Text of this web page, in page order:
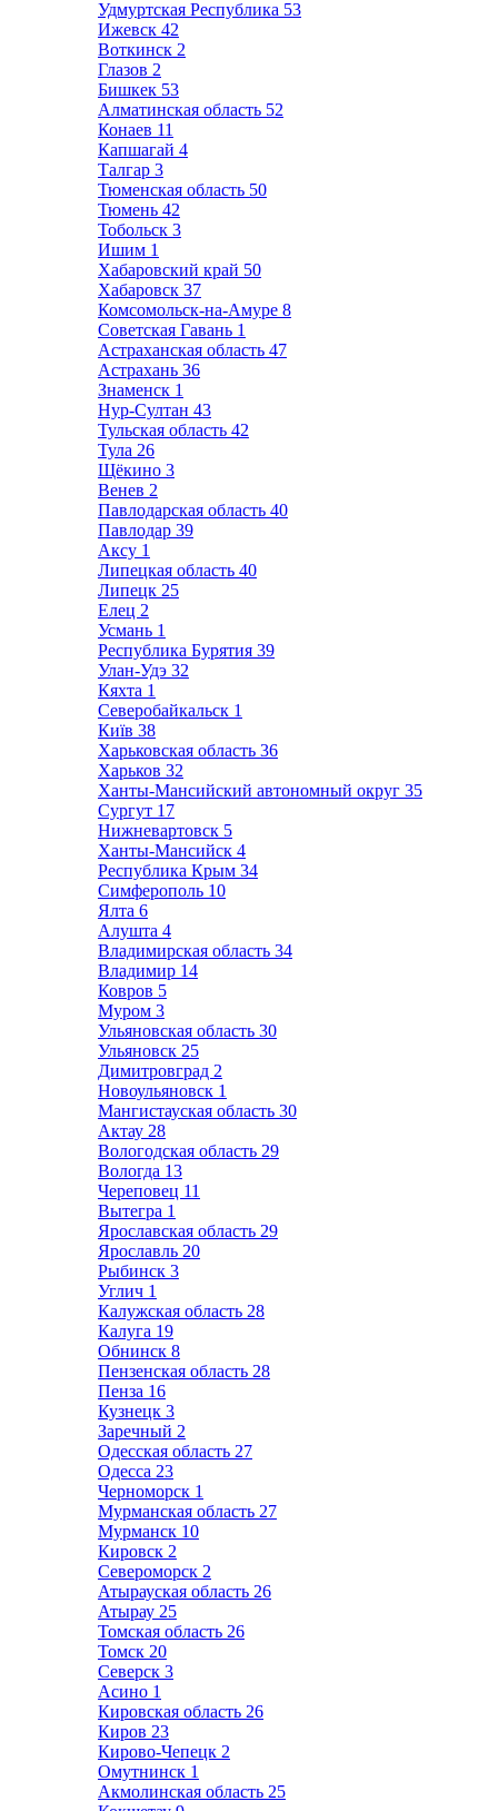
Удмуртская Республика 53
Ижевск 42
Воткинск 2
Глазов 2
Бишкек 53
Алматинская область 52
Конаев 11
Капшагай 4
Талгар 3
Тюменская область 50
Тюмень 42
Тобольск 3
Ишим 1
Хабаровский край 50
Хабаровск 37
Комсомольск-на-Амуре 8
Советская Гавань 1
Астраханская область 47
Астрахань 36
Знаменск 1
Нур-Султан 43
Тульская область 42
Тула 26
Щёкино 3
Венев 2
Павлодарская область 40
Павлодар 39
Аксу 1
Липецкая область 40
Липецк 25
Елец 2
Усмань 1
Республика Бурятия 39
Улан-Удэ 32
Кяхта 1
Северобайкальск 1
Київ 38
Харьковская область 36
Харьков 32
Ханты-Мансийский автономный округ 35
Сургут 17
Нижневартовск 5
Ханты-Мансийск 4
Республика Крым 34
Симферополь 10
Ялта 6
Алушта 4
Владимирская область 34
Владимир 14
Ковров 5
Муром 3
Ульяновская область 30
Ульяновск 25
Димитровград 2
Новоульяновск 1
Мангистауская область 30
Актау 28
Вологодская область 29
Вологда 13
Череповец 11
Вытегра 1
Ярославская область 29
Ярославль 20
Рыбинск 3
Углич 1
Калужская область 28
Калуга 19
Обнинск 8
Пензенская область 28
Пенза 16
Кузнецк 3
Заречный 2
Одесская область 27
Одесса 23
Черноморск 1
Мурманская область 27
Мурманск 10
Кировск 2
Североморск 2
Атырауская область 26
Атырау 25
Томская область 26
Томск 20
Северск 3
Асино 1
Кировская область 26
Киров 23
Кирово-Чепецк 2
Омутнинск 1
Акмолинская область 25